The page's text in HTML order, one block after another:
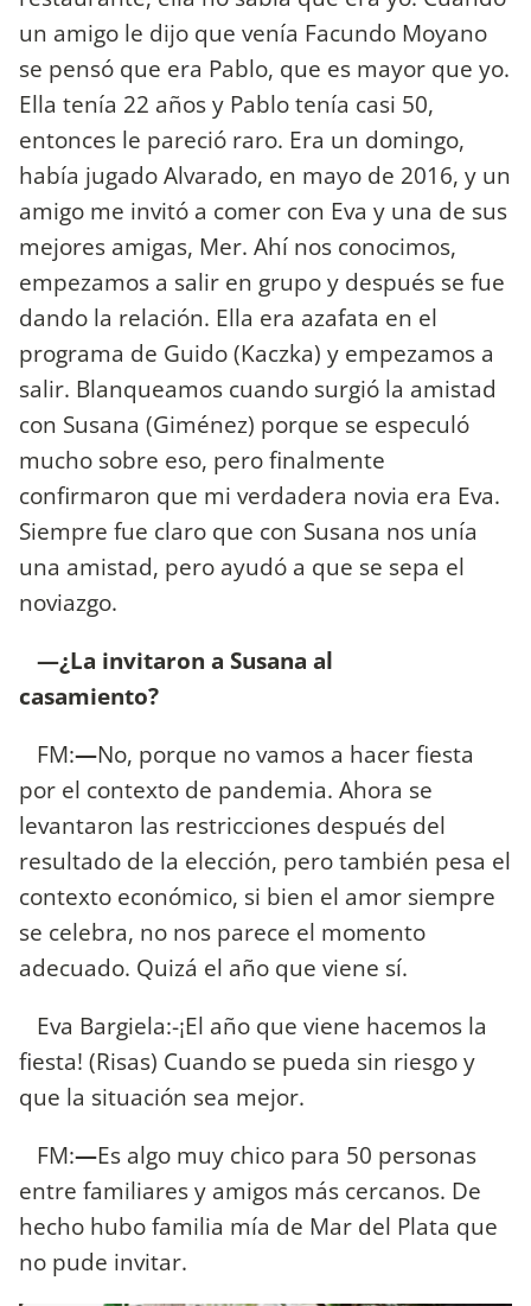
un amigo le dijo que venía Facundo Moyano
se pensó que era Pablo, que es mayor que yo.
Ella tenía 22 años y Pablo tenía casi 50,
entonces le pareció raro. Era un domingo,
había jugado Alvarado, en mayo de 2016, y un
amigo me invitó a comer con Eva y una de sus
mejores amigas, Mer. Ahí nos conocimos,
empezamos a salir en grupo y después se fue
dando la relación. Ella era azafata en el
programa de Guido (Kaczka) y empezamos a
salir. Blanqueamos cuando surgió la amistad
con Susana (Giménez) porque se especuló
mucho sobre eso, pero finalmente
confirmaron que mi verdadera novia era Eva.
Siempre fue claro que con Susana nos unía
una amistad, pero ayudó a que se sepa el
noviazgo.
—¿La invitaron a Susana al
casamiento?
FM:—No, porque no vamos a hacer fiesta
por el contexto de pandemia. Ahora se
levantaron las restricciones después del
resultado de la elección, pero también pesa el
contexto económico, si bien el amor siempre
se celebra, no nos parece el momento
adecuado. Quizá el año que viene sí.
Eva Bargiela:-¡El año que viene hacemos la
fiesta! (Risas) Cuando se pueda sin riesgo y
que la situación sea mejor.
FM:—Es algo muy chico para 50 personas
entre familiares y amigos más cercanos. De
hecho hubo familia mía de Mar del Plata que
no pude invitar.